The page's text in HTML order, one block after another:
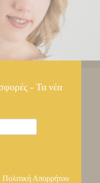
Πολιτική Απορρήτου
- Τα νέα